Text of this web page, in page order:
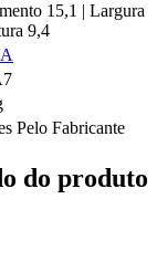
15,1 | Largura
9,4
Pelo Fabricante
do produto